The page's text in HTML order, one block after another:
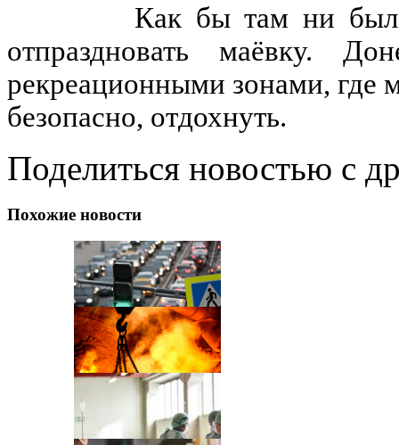
Как бы там ни было,
отпраздновать маёвку.
рекреационными зонами, где
безопасно, отдохнуть.
Поделиться новостью с
Похожие новости
Черга на кордоні